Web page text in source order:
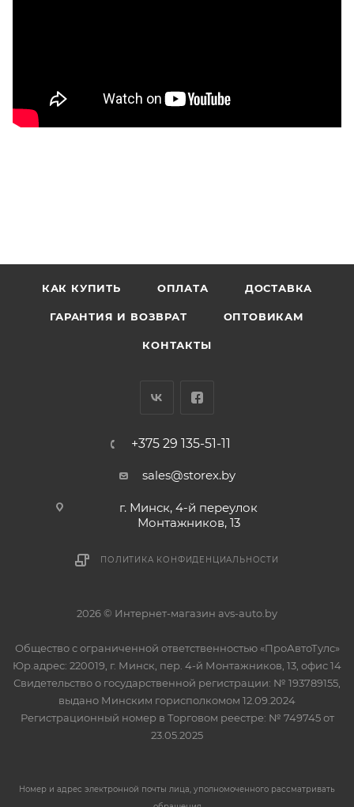
КАК КУПИТЬ ОПЛАТА ДОСТАВКА
ГАРАНТИЯ И ВОЗВРАТ ОПТОВИКАМ
КОНТАКТЫ
+375 29 135-51-11
sales@storex.by
г. Минск, 4-й переулок
Монтажников, 13
ПОЛИТИКА КОНФИДЕНЦИАЛЬНОСТИ
2026 © Интернет-магазин avs-auto.by
Общество с ограниченной ответственностью «ПроАвтоТулс»
Юр.адрес: 220019, г. Минск, пер. 4-й Монтажников, 13, офис 14
Свидетельство о государственной регистрации: № 193789155,
выдано Минским горисполкомом 12.09.2024
Регистрационный номер в Торговом реестре: № 749745 от
23.05.2025
Номер и адрес электронной почты лица, уполномоченного рассматривать